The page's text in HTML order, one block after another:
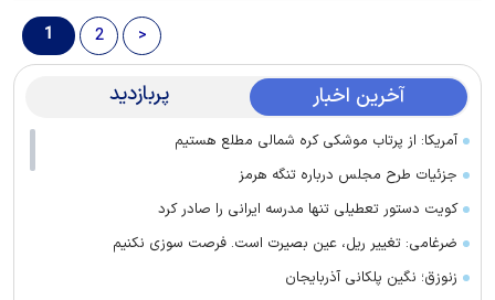
1 2 >
آخرین اخبار پربازدید
آمریکا: از پرتاب موشکی کره شمالی مطلع هستیم
جزئیات طرح مجلس درباره تنگه هرمز
کویت دستور تعطیلی تنها مدرسه ایرانی را صادر کرد
ضرغامی: تغییر ریل، عین بصیرت است. فرصت سوزی نکنیم
زنوزق؛ نگین پلکانی آذربایجان